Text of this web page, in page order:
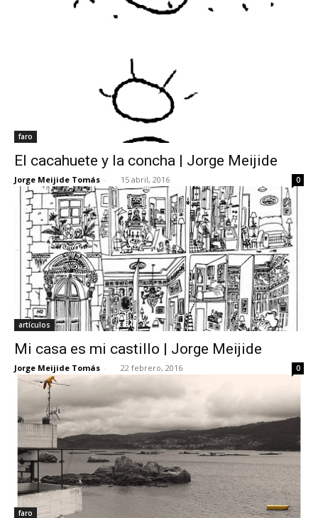
faro
El cacahuete y la concha | Jorge Meijide
Jorge Meijide Tomás - 15 abril, 2016 0
artículos
Mi casa es mi castillo | Jorge Meijide
Jorge Meijide Tomás - 22 febrero, 2016 0
faro